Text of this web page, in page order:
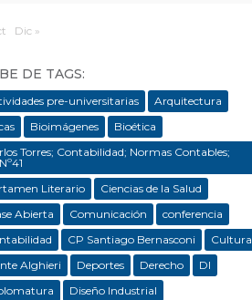
Dic »
DE TAGS:
pre-universitarias
Arquitectura
Bioimágenes
Bioética
Torres; Contabilidad; Normas Contables;
Literario
Ciencias de la Salud
Abierta
Comunicación
conferencia
CP Santiago Bernasconi
Cultura
Alghieri
Deportes Derecho
DI
Diseño Industrial